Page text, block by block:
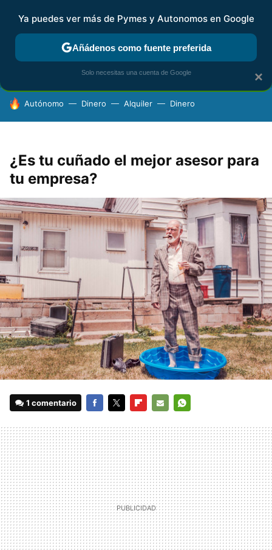
FISCALIDAD Y CONTABILIDAD KIT DIGITAL RENTA
HOY SE HABLA DE
Autónomo Dinero Alquiler Dinero
¿Es tu cuñado el mejor asesor para
tu empresa?
1 comentario
MAIL
×
Ya puedes ver más de Pymes y Autonomos en Google
Añádenos como fuente preferida
Solo necesitas una cuenta de Google